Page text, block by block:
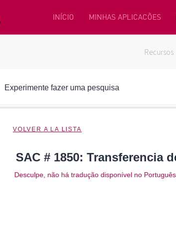
INÍCIO MINHAS APLICACÕES
Recursos